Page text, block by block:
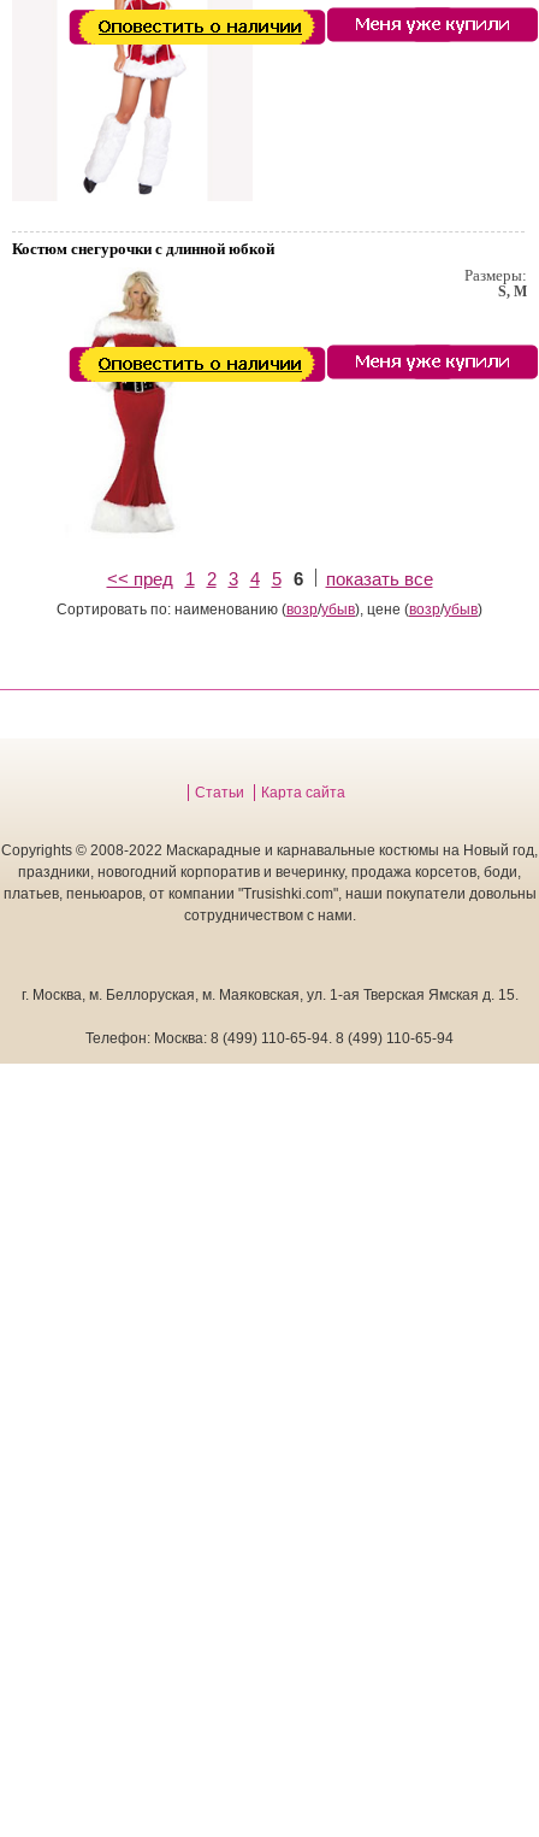
Пивной праздник.
Костюм снегурочки с длинной юбкой
Размеры:
S, M
<< пред 1 2 3 4 5 6 показать все
Сортировать по: наименованию (возр/убыв), цене (возр/убыв)
Статьи Карта сайта
Copyrights © 2008-2022 Маскарадные и карнавальные костюмы на Новый год,
праздники, новогодний корпоратив и вечеринку, продажа корсетов, боди,
платьев, пеньюаров, от компании "Trusishki.com", наши покупатели довольны
сотрудничеством с нами.
г. Москва, м. Беллоруская, м. Маяковская, ул. 1-ая Тверская Ямская д. 15.
Телефон: Москва: 8 (499) 110-65-94. 8 (499) 110-65-94